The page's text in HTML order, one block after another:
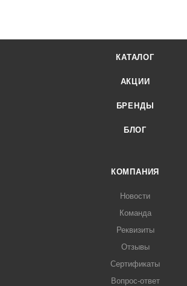
КАТАЛОГ
АКЦИИ
БРЕНДЫ
БЛОГ
КОМПАНИЯ
Новости
Команда
Реквизиты
Отзывы
Сертификаты
Вопрос-ответ